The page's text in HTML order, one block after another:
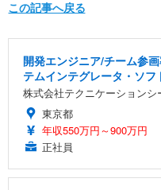
この記事へ戻る
開発エンジニア/チーム参
テムインテグレータ・ソフ
株式会社テクニケーションシ
東京都
年収550万円～900万円
正社員